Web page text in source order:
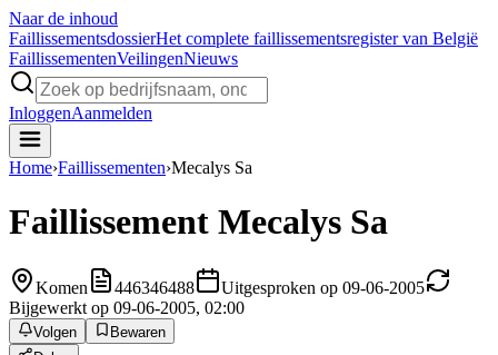
Naar de inhoud
FaillissementsdossierHet complete faillissementsregister van België
FaillissementenVeilingenNieuws
InloggenAanmelden
Home›Faillissementen›Mecalys Sa
Faillissement Mecalys Sa
Komen 446346488
Uitgesproken op 09-06-2005
Bijgewerkt op 09-06-2005, 02:00
Volgen
Bewaren